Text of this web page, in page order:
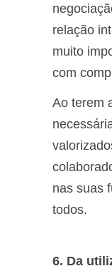
relação
muito
com
Ao terem
nas suas
todos.
6. Da